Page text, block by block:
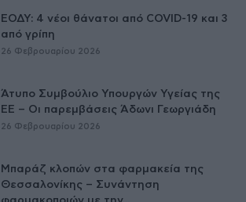
ΕΟΔΥ: 4 νέοι θάνατοι από COVID-19 και 3
από γρίπη
26 Φεβρουαρίου 2026
Άτυπο Συμβούλιο Υπουργών Υγείας της
ΕE – Οι παρεμβάσεις Άδωνι Γεωργιάδη
26 Φεβρουαρίου 2026
Μπαράζ κλοπών στα φαρμακεία της
Θεσσαλονίκης – Συνάντηση